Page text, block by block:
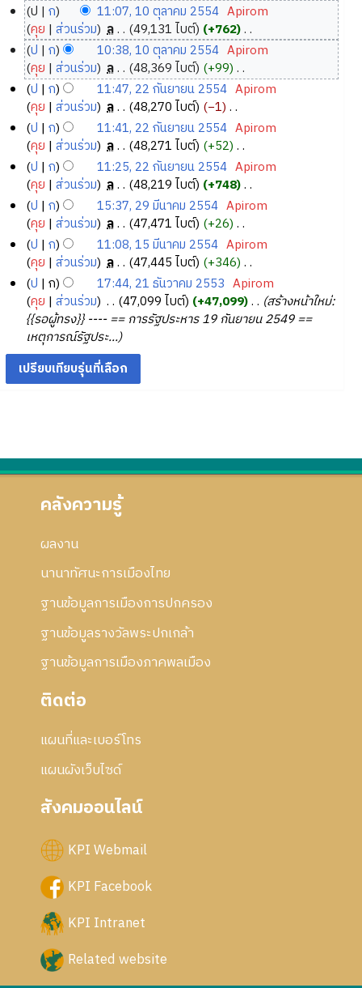
0
ล
ค
2
5
4
ป ก 11:07, 10 ตุลาคม 2554 Apirom
คุย ส่วนร่วม ‎ล 49,131 ไบต์ +762 ‎
ไ
ม่
มี
ค
ว
า
ม
ย่
อ
ก
า
ร
แ
ก้
ไ
ข
ป ก 10:38, 10 ตุลาคม 2554 Apirom
คุย ส่วนร่วม ‎ล 48,369 ไบต์ +99 ‎
ไ
ม่
มี
ค
ว
า
ม
ย่
อ
ก
า
ร
แ
ก้
ไ
ข
2
น
า
น
5
5
ป ก 11:47, 22 กันยายน 2554 Apirom
คุย ส่วนร่วม ‎ล 48,270 ไบต์ −1 ‎
ไ
ม่
มี
ค
ว
า
ม
ย่
อ
ก
า
ร
แ
ก้
ไ
ป ก 11:41, 22 กันยายน 2554 Apirom
คุย ส่วนร่วม ‎ล 48,271 ไบต์ +52 ‎
ไ
ม่
มี
ค
ว
า
ม
ย่
อ
ก
า
ร
แ
ป ก 11:25, 22 กันยายน 2554 Apirom
คุย ส่วนร่วม ‎ล 48,219 ไบต์ +748 ‎
ไ
ม่
มี
ค
ว
า
ม
ย่
อ
ก
า
ข
9
น
2
5
ป ก 15:37, 29 มีนาคม 2554 Apirom
คุย ส่วนร่วม ‎ล 47,471 ไบต์ +26 ‎
ไ
ม่
มี
ค
ว
า
ม
ย่
อ
แ
ก้
5
ค
ม
4
ป ก 11:08, 15 มีนาคม 2554 Apirom
คุย ส่วนร่วม ‎ล 47,445 ไบต์ +346 ‎
ไ
ม่
มี
ค
ว
า
ม
า
ร
น
ว
2
5
ป ก 17:44, 21 ธันวาคม 2553 Apirom
คุย ส่วนร่วม ‎ 47,099 ไบต์ +47,099 ‎
สร้างหน้าใหม่:
{{รอผู้ทรง}} ---- == การรัฐประหาร 19 กันยายน 2549 ==
เหตุการณ์รัฐประ...
คลังความรู้
ผลงาน
นานาทัศนะการเมืองไทย
ฐานข้อมูลการเมืองการปกครอง
ฐานข้อมูลรางวัลพระปกเกล้า
ฐานข้อมูลการเมืองภาคพลเมือง
ติดต่อ
แผนที่และเบอร์โทร
แผนผังเว็บไซด์
สังคมออนไลน์
KPI Webmail
KPI Facebook
KPI Intranet
Related website